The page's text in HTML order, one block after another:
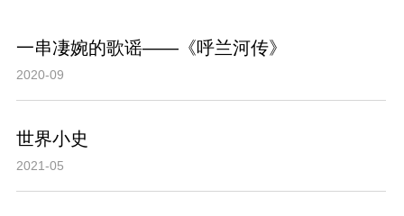
一串凄婉的歌谣——《呼兰河传》
2020-09
世界小史
2021-05